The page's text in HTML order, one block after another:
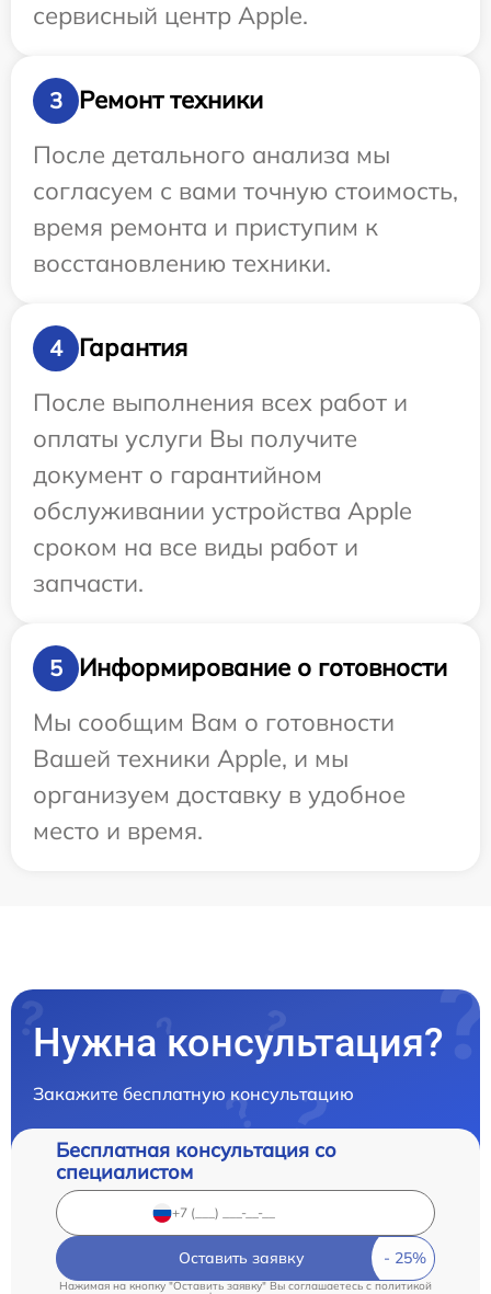
сервисный центр Apple.
3
Ремонт техники
После детального анализа мы
согласуем с вами точную стоимость,
время ремонта и приступим к
восстановлению техники.
4
Гарантия
После выполнения всех работ и
оплаты услуги Вы получите
документ о гарантийном
обслуживании устройства Apple
сроком на все виды работ и
запчасти.
5
Информирование о готовности
Мы сообщим Вам о готовности
Вашей техники Apple, и мы
организуем доставку в удобное
место и время.
Нужна консультация?
Закажите бесплатную консультацию
Бесплатная консультация со
специалистом
Оставить заявку
Нажимая на кнопку "Оставить заявку" Вы соглашаетесь cполитикой